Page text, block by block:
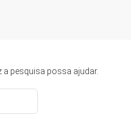
pesquisa possa ajudar.